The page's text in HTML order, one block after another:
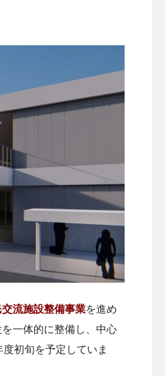
交流施設整備事業を進め
一体的に整備し、中心
初旬を予定していま